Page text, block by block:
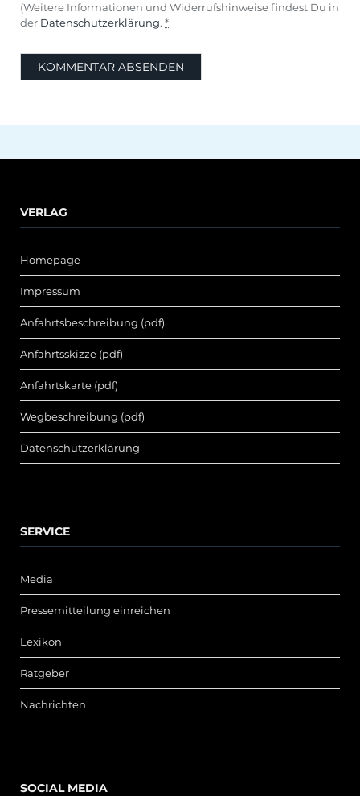
(Weitere Informationen und Widerrufshinweise findest Du in
der Datenschutzerklärung. *
VERLAG
Homepage
Impressum
Anfahrtsbeschreibung (pdf)
Anfahrtsskizze (pdf)
Anfahrtskarte (pdf)
Wegbeschreibung (pdf)
Datenschutzerklärung
SERVICE
Media
Pressemitteilung einreichen
Lexikon
Ratgeber
Nachrichten
SOCIAL MEDIA